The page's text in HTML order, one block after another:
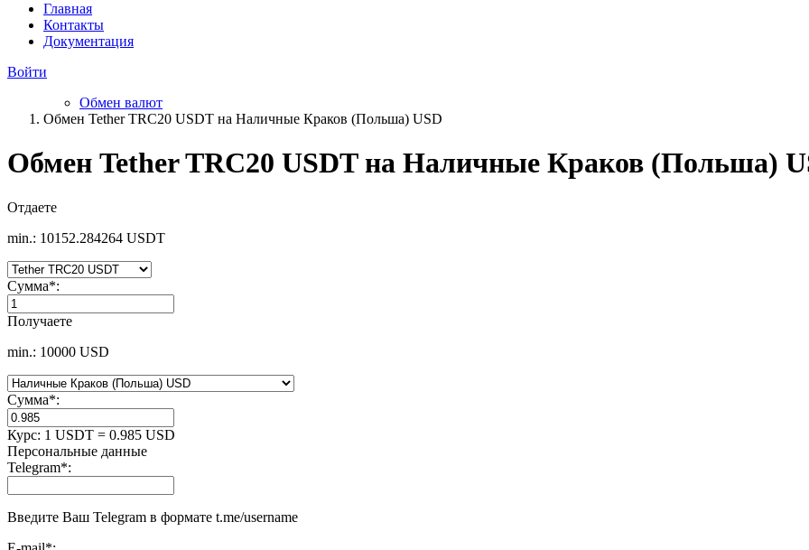
Главная
Контакты
Документация
Войти
Обмен валют
Обмен Tether TRC20 USDT на Наличные Краков (Польша) USD
Обмен Tether TRC20 USDT на Наличные Краков (Польша)
Отдаете
min.: 10152.284264 USDT
Сумма*:
Получаете
min.: 10000 USD
Сумма*:
Курс: 1 USDT = 0.985 USD
Персональные данные
Telegram*:
Введите Ваш Telegram в формате t.me/username